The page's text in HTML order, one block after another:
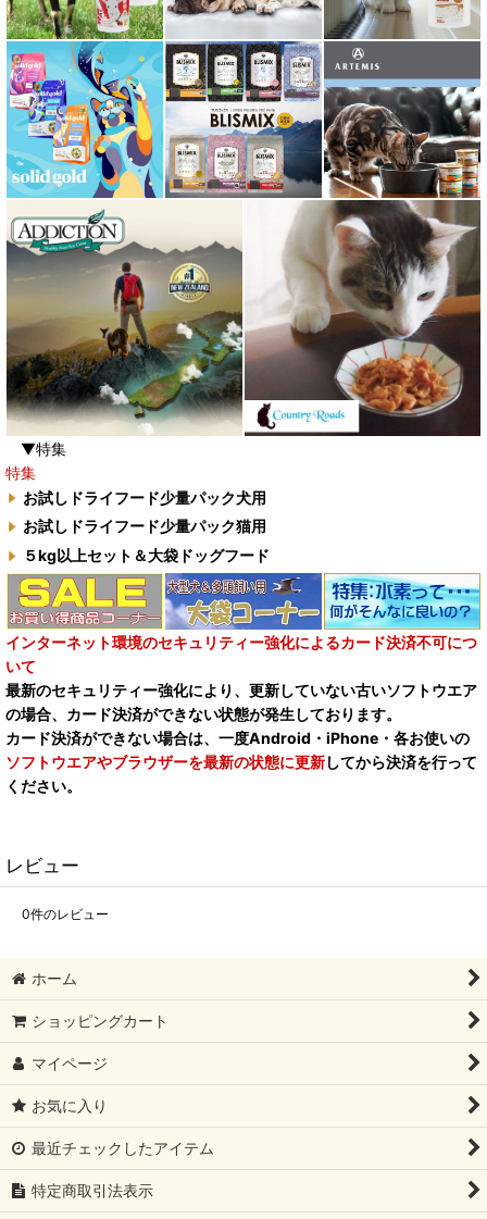
▼特集
特集
お試しドライフード少量パック犬用
お試しドライフード少量パック猫用
５kg以上セット＆大袋ドッグフード
インターネット環境のセキュリティー強化によるカード決済不可につ
いて
最新のセキュリティー強化により、更新していない古いソフトウエア
の場合、カード決済ができない状態が発生しております。
カード決済ができない場合は、一度Android・iPhone・各お使いの
ソフトウエアやブラウザーを最新の状態に更新してから決済を行って
ください。
レビュー
0件のレビュー
ホーム
ショッピングカート
マイページ
お気に入り
最近チェックしたアイテム
特定商取引法表示